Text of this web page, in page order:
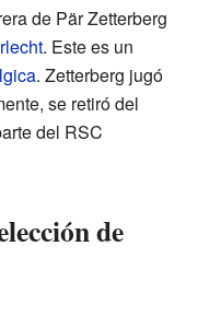
de Pär Zetterberg
. Este es un
. Zetterberg jugó
se retiró del
del RSC
de